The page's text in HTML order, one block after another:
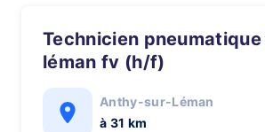
technicien pneumatique anthy sur
léman fv (h/f)
Anthy-sur-Léman
à 31 km